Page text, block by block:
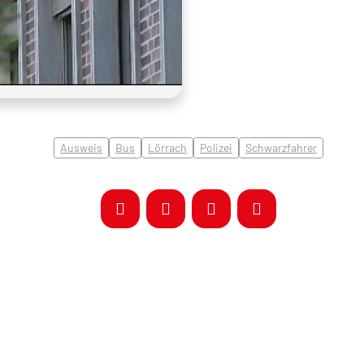
Ausweis Bus Lörrach Polizei Schwarzfahrer